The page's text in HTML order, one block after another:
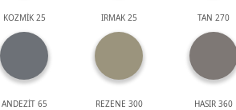
KOZMİK 25 IRMAK 25 TAN 270
ANDEZİT 65 REZENE 300 HASIR 360